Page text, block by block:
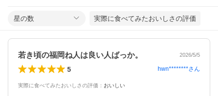
星の数 実際に食べてみたおいしさの評価
若き頃の福岡ね人は良い人ばっか。 2026/5/5
5 hwn********さん
実際に食べてみたおいしさの評価 ： おいしい